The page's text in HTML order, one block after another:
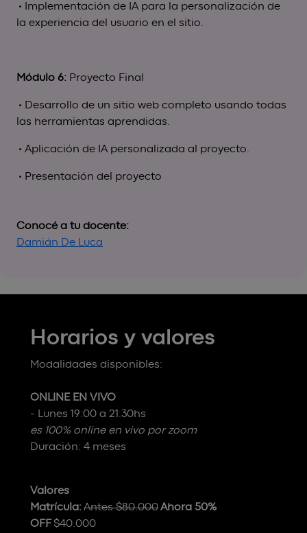
• Implementación de IA para la personalización de
la experiencia del usuario en el sitio.
Módulo 6: Proyecto Final
• Desarrollo de un sitio web completo usando todas
las herramientas aprendidas.
• Aplicación de IA personalizada al proyecto.
• Presentación del proyecto
Conocé a tu docente:
Damián De Luca
Horarios y valores
Modalidades disponibles:
ONLINE EN VIVO
- Lunes 19:00 a 21:30hs
es 100% online en vivo por zoom
Duración: 4 meses
Valores
Matrícula:Antes $80.000Ahora 50%
OFF$40.000